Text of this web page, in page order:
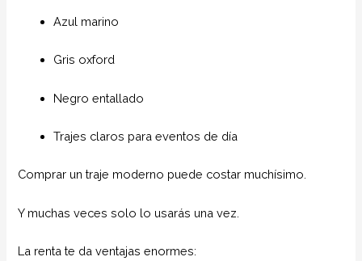
Azul marino
Gris oxford
Negro entallado
Trajes claros para eventos de día
Comprar un traje moderno puede costar muchísimo.
Y muchas veces solo lo usarás una vez.
La renta te da ventajas enormes: